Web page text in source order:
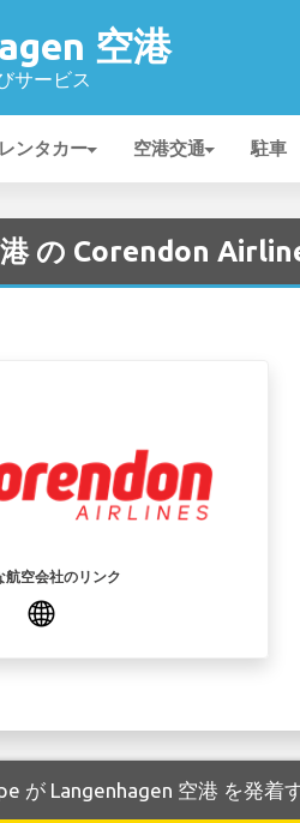
空港
サービス
レンタカー 空港交通 駐車
の Corendon
航空会社のリンク
が Langenhagen 空港 を発着